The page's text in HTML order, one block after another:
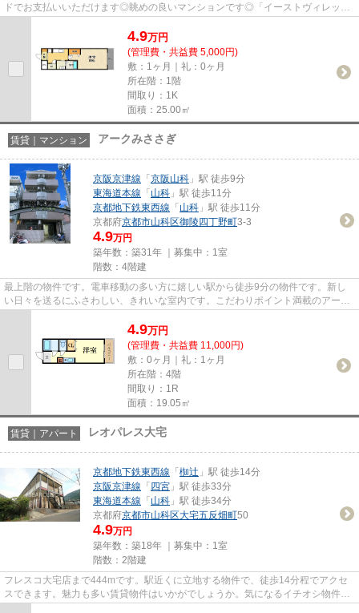
ドでお支払いいただけます◎眺めの良いマンションです◎「イーストヴィレッジ
4.9万円
(管理費・共益費 5,000円)
敷：1ヶ月｜礼：0ヶ月
所在階：1階
間取り：1K
面積：25.00㎡
賃貸｜マンション アークみささぎ
京阪京津線 「 京阪山科 」駅 徒歩9分
東海道本線 「 山科 」駅 徒歩11分
京都地下鉄東西線 「 山科 」駅 徒歩11分
京都府京都市山科区御陵四丁野町3-3
4.9万円
築年数：築31年 ｜募集中： 1室
階数：4階建
最上階の物件です。電車移動の多い方に嬉しい駅から徒歩9分の物件です。新し
い日々を送るにふさわしい、きれいな室内です。こだわりポイント満載のアーク
4.9万円
(管理費・共益費 11,000円)
敷：0ヶ月｜礼：1ヶ月
所在階：4階
間取り：1R
面積：19.05㎡
賃貸｜アパート レオパレス大宅
京都地下鉄東西線 「 椥辻 」駅 徒歩14分
京阪京津線 「 四宮 」駅 徒歩33分
東海道本線 「 山科 」駅 徒歩34分
京都府京都市山科区大宅五反畑町50
4.9万円
築年数：築18年 ｜募集中： 1室
階数：2階建
フレスコ大宅店まで444mです。駅近くに立地する物件で、徒歩14分程でアクセ
スできます。魅力も多い賃貸物件はいかがでしょうか。気になるイチオシ物件情